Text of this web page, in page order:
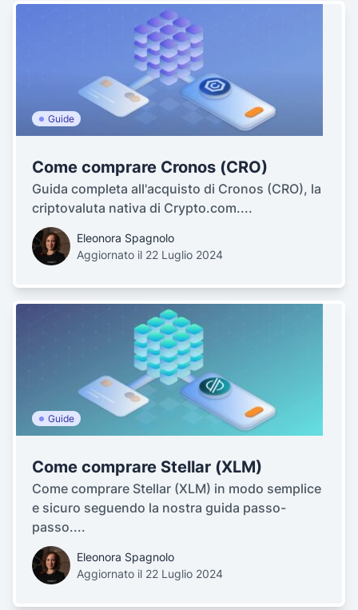
Guide
Come comprare Cronos (CRO)
Guida completa all'acquisto di Cronos (CRO), la
criptovaluta nativa di Crypto.com....
Eleonora Spagnolo
Aggiornato il 22 Luglio 2024
Guide
Come comprare Stellar (XLM)
Come comprare Stellar (XLM) in modo semplice
e sicuro seguendo la nostra guida passo-
passo....
Eleonora Spagnolo
Aggiornato il 22 Luglio 2024